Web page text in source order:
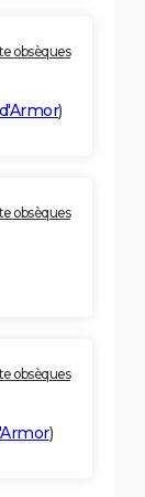
obsèques
)
obsèques
obsèques
)